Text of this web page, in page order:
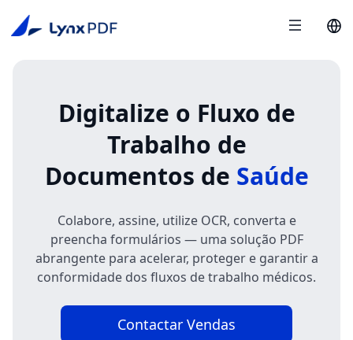
Digitalize o Fluxo de
Trabalho de
Documentos de Saúde
Colabore, assine, utilize OCR, converta e
preencha formulários — uma solução PDF
abrangente para acelerar, proteger e garantir a
conformidade dos fluxos de trabalho médicos.
Contactar Vendas